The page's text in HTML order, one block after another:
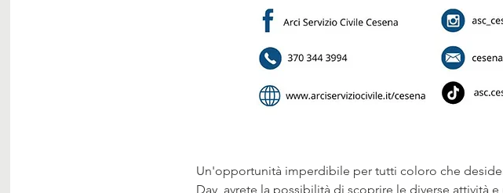
Un'opportunità imperdibile per tutti coloro che
Day, avrete la possibilità di scoprire le diverse attività